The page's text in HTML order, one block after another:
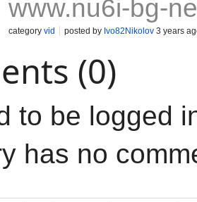
www.nu6i-bg-
category vid posted by Ivo82Nikolov 3 years
(0)
to be logged
has no